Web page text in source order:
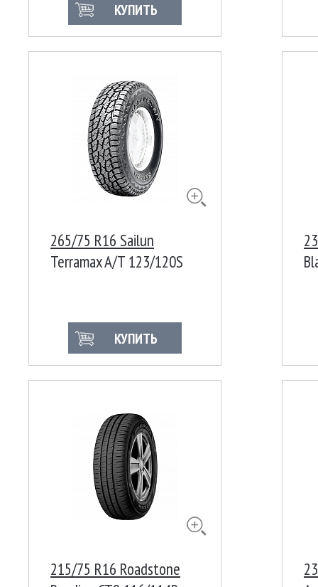
КУПИТЬ
265/75 R16 Sailun
Terramax A/T 123/120S
КУПИТЬ
215/75 R16 Roadstone